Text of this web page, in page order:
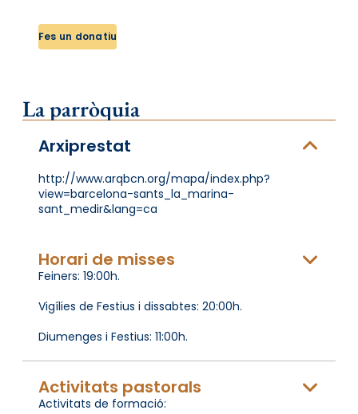
Fes un donatiu
La parròquia
Arxiprestat
http://www.arqbcn.org/mapa/index.php?
view=barcelona-sants_la_marina-
sant_medir&lang=ca
Horari de misses
Feiners: 19:00h.
Vigílies de Festius i dissabtes: 20:00h.
Diumenges i Festius: 11:00h.
Activitats pastorals
Activitats de formació: